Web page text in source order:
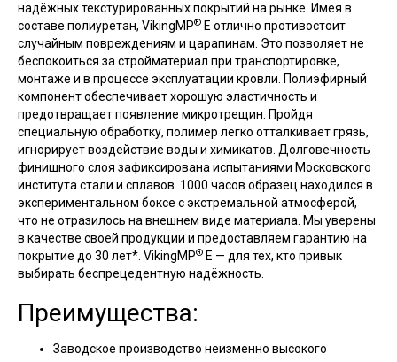
надёжных текстурированных покрытий на рынке. Имея в
составе полиуретан, VikingMP® E отлично противостоит
случайным повреждениям и царапинам. Это позволяет не
беспокоиться за стройматериал при транспортировке,
монтаже и в процессе эксплуатации кровли. Полиэфирный
компонент обеспечивает хорошую эластичность и
предотвращает появление микротрещин. Пройдя
специальную обработку, полимер легко отталкивает грязь,
игнорирует воздействие воды и химикатов. Долговечность
финишного слоя зафиксирована испытаниями Московского
института стали и сплавов. 1000 часов образец находился в
экспериментальном боксе с экстремальной атмосферой,
что не отразилось на внешнем виде материала. Мы уверены
в качестве своей продукции и предоставляем гарантию на
покрытие до 30 лет*. VikingMP® E — для тех, кто привык
выбирать беспрецедентную надёжность.
Преимущества:
Заводское производство неизменно высокого